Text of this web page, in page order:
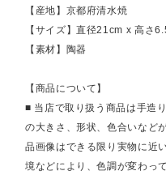
【産地】京都府清水焼
【サイズ】直径21cm x 高さ
【素材】陶器
【商品について】
■ 当店で取り扱う商品は手造
の大きさ、形状、色合いなど
品画像はできる限り実物に近
境などにより、色調が変わっ